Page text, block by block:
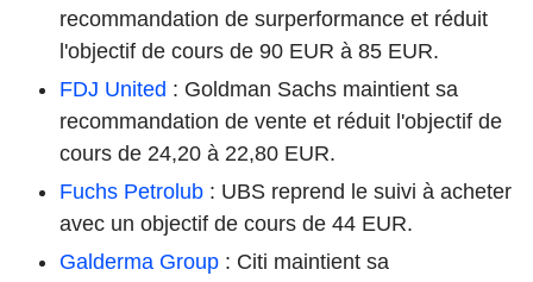
recommandation de surperformance et réduit
l'objectif de cours de 90 EUR à 85 EUR.
FDJ United : Goldman Sachs maintient sa
recommandation de vente et réduit l'objectif de
cours de 24,20 à 22,80 EUR.
Fuchs Petrolub : UBS reprend le suivi à acheter
avec un objectif de cours de 44 EUR.
Galderma Group : Citi maintient sa